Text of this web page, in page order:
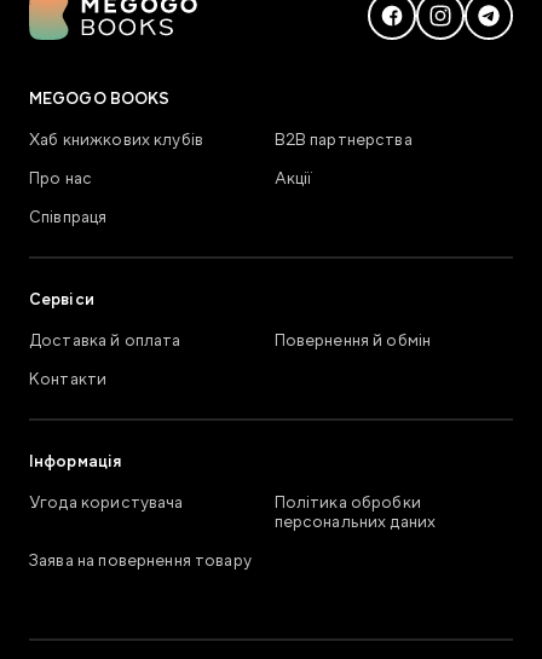
MEGOGO BOOKS
Хаб книжкових клубів
В2В партнерства
Про нас
Акції
Співпраця
Сервіси
Доставка й оплата
Повернення й обмін
Контакти
Інформація
Угода користувача
Політика обробки
персональних даних
Заява на повернення товару